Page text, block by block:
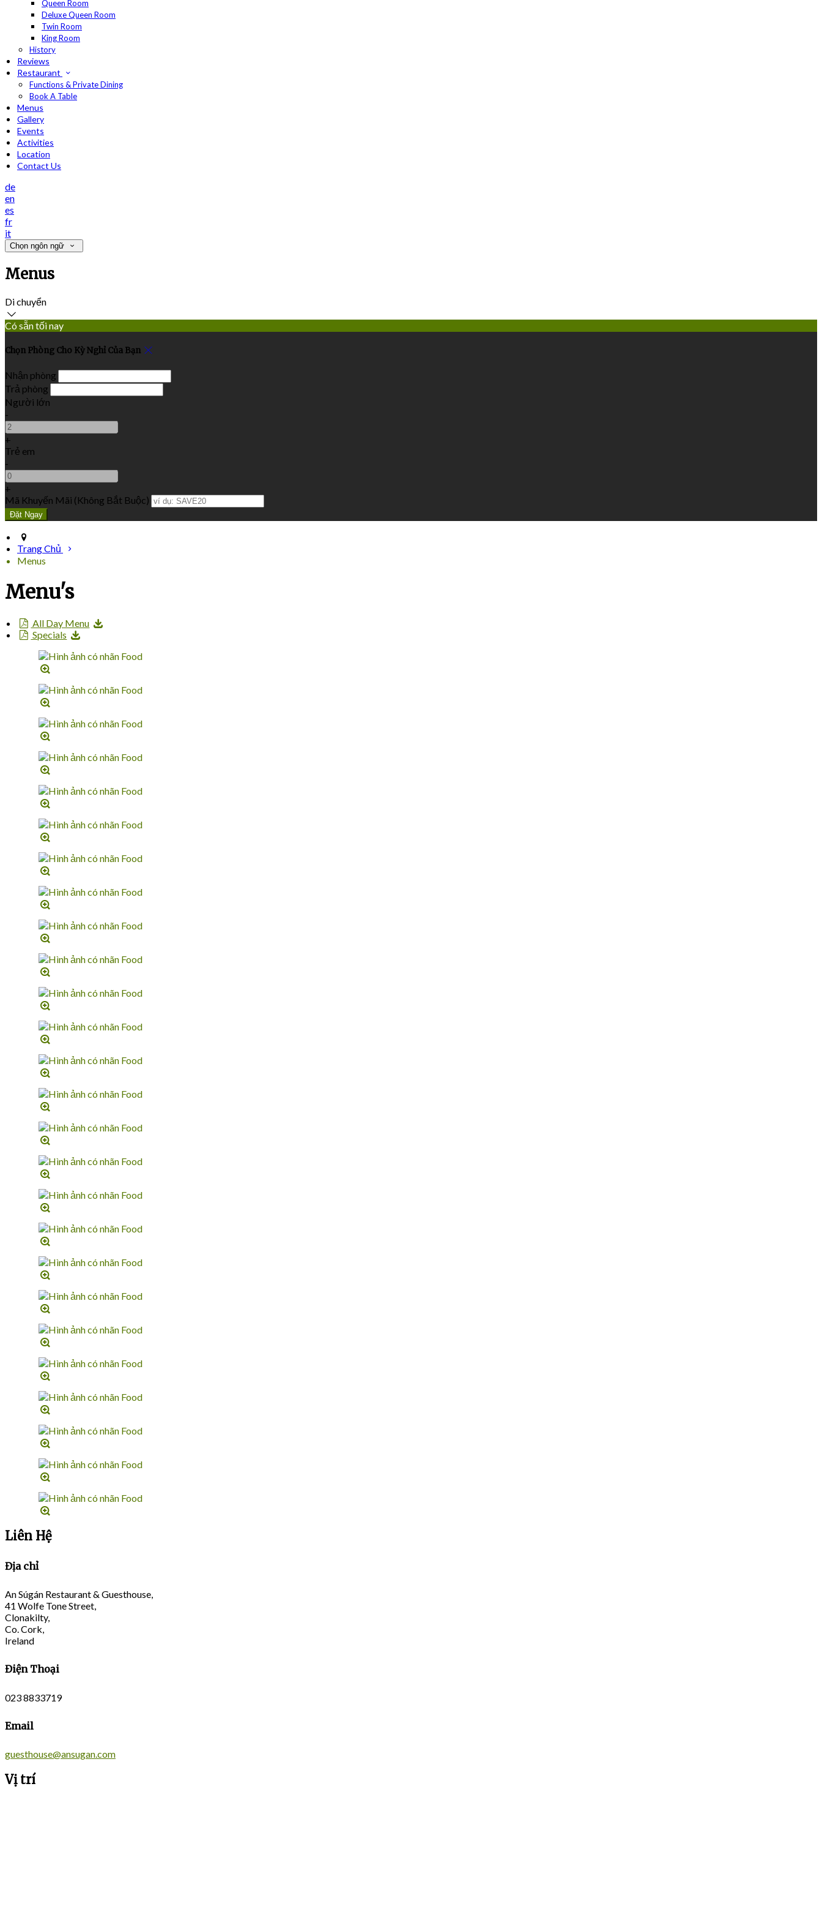
Queen Room
Deluxe Queen Room
Twin Room
King Room
History
Reviews
Restaurant
Functions & Private Dining
Book A Table
Menus
Gallery
Events
Activities
Location
Contact Us
de
en
es
fr
it
Chọn ngôn ngữ
Menus
Di chuyển
Có sẵn tối nay
Chọn Phòng Cho Kỳ Nghỉ Của Bạn
Nhận phòng
Trả phòng
Người lớn
-
+
Trẻ em
-
+
Mã Khuyến Mãi (Không Bắt Buộc)
Trang Chủ
Menus
Menu's
All Day Menu
Specials
Liên Hệ
Địa chỉ
An Súgán Restaurant & Guesthouse,
41 Wolfe Tone Street,
Clonakilty,
Co. Cork,
Ireland
Điện Thoại
023 8833719
Email
guesthouse@ansugan.com
Vị trí